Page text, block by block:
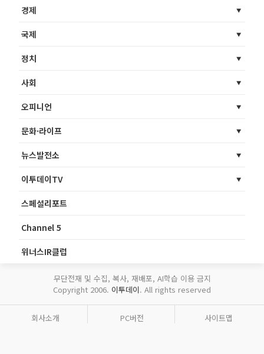
경제
국제
정치
사회
오피니언
문화·라이프
뉴스발전소
이투데이TV
스페셜리포트
Channel 5
위너스IR클럽
무단전재 및 수집, 복사, 재배포, AI학습 이용 금지
Copyright 2006. 이투데이. All rights reserved
회사소개 PC버전 사이트맵